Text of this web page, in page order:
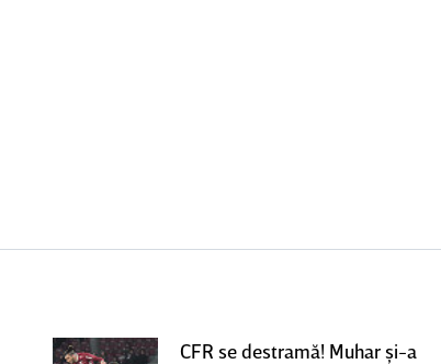
CFR se destramă! Muhar şi-a